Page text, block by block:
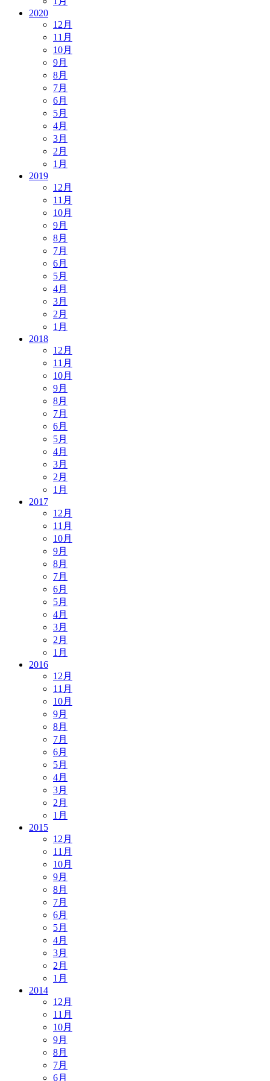
2020
12月
11月
10月
9月
8月
7月
6月
5月
4月
3月
2月
1月
2019
12月
11月
10月
9月
8月
7月
6月
5月
4月
3月
2月
1月
2018
12月
11月
10月
9月
8月
7月
6月
5月
4月
3月
2月
1月
2017
12月
11月
10月
9月
8月
7月
6月
5月
4月
3月
2月
1月
2016
12月
11月
10月
9月
8月
7月
6月
5月
4月
3月
2月
1月
2015
12月
11月
10月
9月
8月
7月
6月
5月
4月
3月
2月
1月
2014
12月
11月
10月
9月
8月
7月
6月